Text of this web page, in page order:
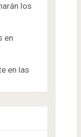
los
en
en las